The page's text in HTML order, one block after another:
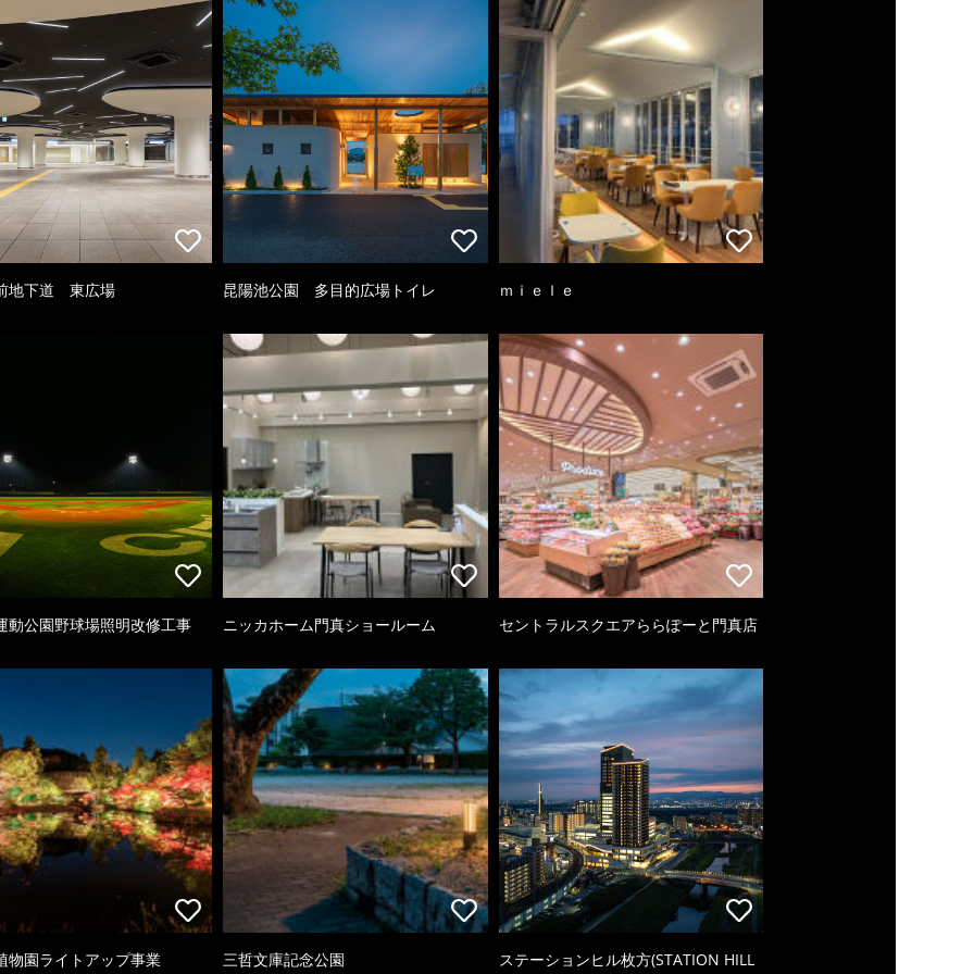
地下道 東広場 昆陽池公園 多目的広場トイレ ｍｉｅｌｅ
動公園野球場照明改修工事 ニッカホーム門真ショールーム セントラルスクエアららぽーと門真店
物園ライトアップ事業 三哲文庫記念公園
ステーションヒル枚方(STATION HILL